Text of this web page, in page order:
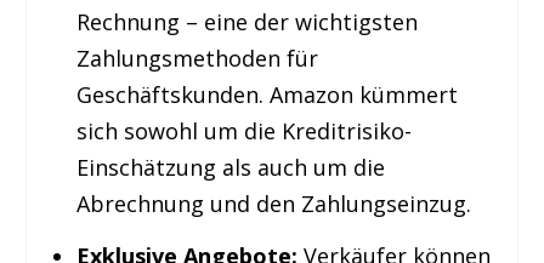
Rechnung – eine der wichtigsten
Zahlungsmethoden für
Geschäftskunden. Amazon kümmert
sich sowohl um die Kreditrisiko-
Einschätzung als auch um die
Abrechnung und den Zahlungseinzug.
Exklusive Angebote: Verkäufer können